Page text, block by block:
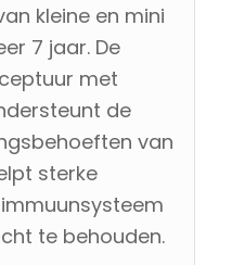
kleine en mini
7 jaar. De
met
de
van
sterke
te behouden.